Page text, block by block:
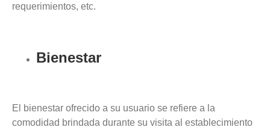
requerimientos, etc.
Bienestar
El bienestar ofrecido a su usuario se refiere a la
comodidad brindada durante su visita al establecimiento